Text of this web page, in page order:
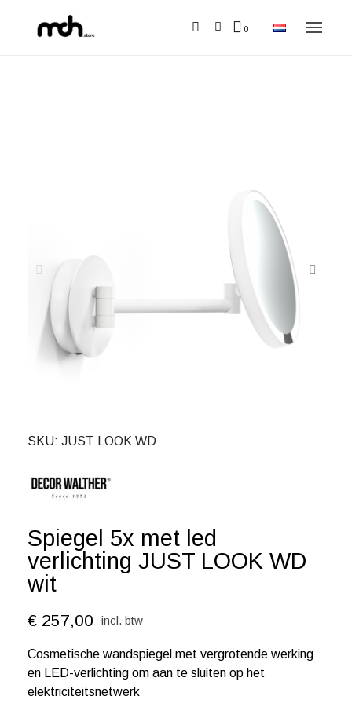
SKU JUST LOOK WD
Spiegel 5x met led
verlichting JUST LOOK WD
wit
€ 257,00 incl. btw
Cosmetische wandspiegel met vergrotende werking
en LED-verlichting om aan te sluiten op het
elektriciteitsnetwerk